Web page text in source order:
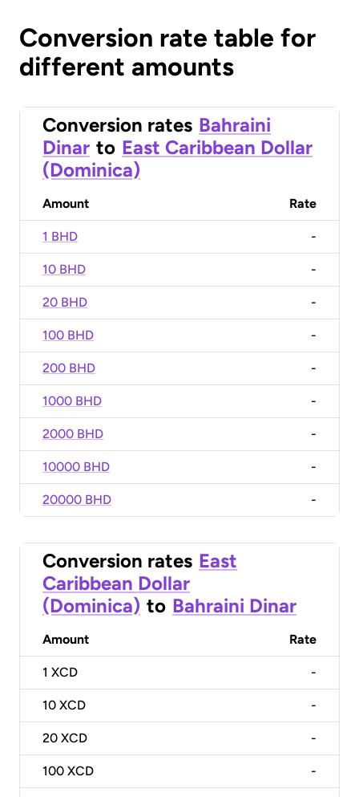
Conversion rate table for
different amounts
Conversion rates Bahraini
Dinar to East Caribbean Dollar
(Dominica)
Amount Rate
1 BHD -
10 BHD -
20 BHD -
100 BHD -
200 BHD -
1000 BHD -
2000 BHD -
10000 BHD -
20000 BHD -
Conversion rates East
Caribbean Dollar
(Dominica) to Bahraini Dinar
Amount Rate
1 XCD -
10 XCD -
20 XCD -
100 XCD -